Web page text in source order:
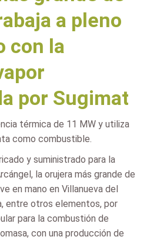
a pleno
con la
por Sugimat
térmica de 11 MW y utiliza
como combustible.
y suministrado para la
la orujera más grande de
en mano en Villanueva del
entre otros elementos, por
para la combustión de
con una producción de